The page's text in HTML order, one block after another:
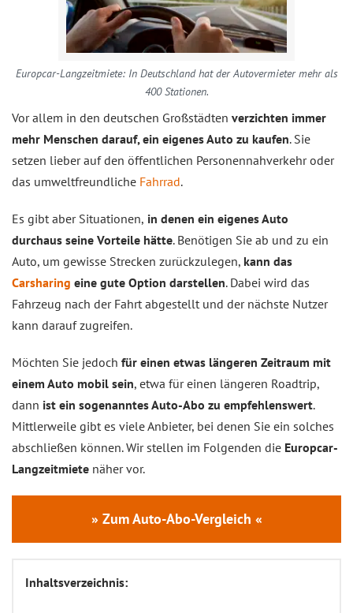
Europcar-Langzeitmiete: In Deutschland hat der Autovermieter mehr als
400 Stationen.
Vor allem in den deutschen Großstädten verzichten immer
mehr Menschen darauf, ein eigenes Auto zu kaufen. Sie
setzen lieber auf den öffentlichen Personennahverkehr oder
das umweltfreundliche Fahrrad.
Es gibt aber Situationen, in denen ein eigenes Auto
durchaus seine Vorteile hätte. Benötigen Sie ab und zu ein
Auto, um gewisse Strecken zurückzulegen, kann das
Carsharing eine gute Option darstellen. Dabei wird das
Fahrzeug nach der Fahrt abgestellt und der nächste Nutzer
kann darauf zugreifen.
Möchten Sie jedoch für einen etwas längeren Zeitraum mit
einem Auto mobil sein, etwa für einen längeren Roadtrip,
dann ist ein sogenanntes Auto-Abo zu empfehlenswert.
Mittlerweile gibt es viele Anbieter, bei denen Sie ein solches
abschließen können. Wir stellen im Folgenden die Europcar-
Langzeitmiete näher vor.
» Zum Auto-Abo-Vergleich «
Inhaltsverzeichnis: